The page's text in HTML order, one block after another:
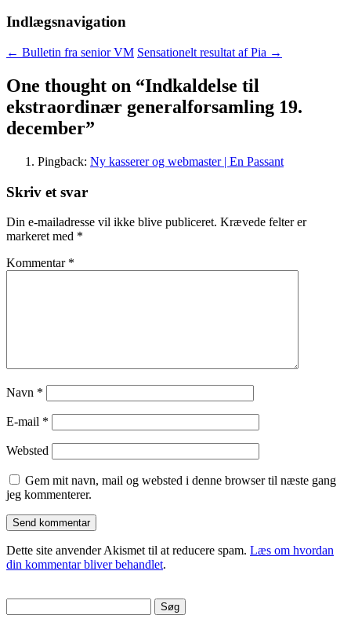
Indlægsnavigation
← Bulletin fra senior VM Sensationelt resultat af Pia →
One thought on “Indkaldelse til
ekstraordinær generalforsamling 19.
december”
Pingback: Ny kasserer og webmaster | En Passant
Skriv et svar
Din e-mailadresse vil ikke blive publiceret. Krævede felter er
markeret med *
Kommentar *
Navn *
E-mail *
Websted
Gem mit navn, mail og websted i denne browser til næste gang
jeg kommenterer.
Dette site anvender Akismet til at reducere spam. Læs om hvordan
din kommentar bliver behandlet.
efter: